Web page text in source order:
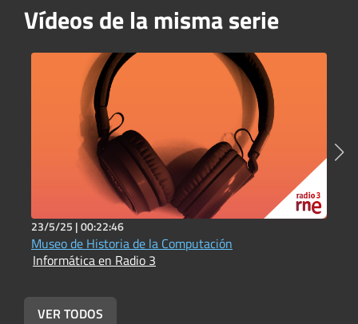
Vídeos de la misma serie
23/5/25 |00:22:46
Museo de Historia de la Computación
Informática en Radio 3
VER TODOS